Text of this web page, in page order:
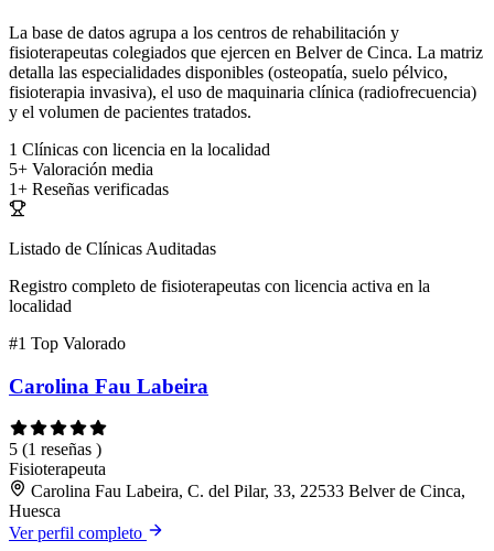
La base de datos agrupa a los centros de rehabilitación y
fisioterapeutas colegiados que ejercen en Belver de Cinca. La matriz
detalla las especialidades disponibles (osteopatía, suelo pélvico,
fisioterapia invasiva), el uso de maquinaria clínica (radiofrecuencia)
y el volumen de pacientes tratados.
1 Clínicas con licencia en la localidad
5+ Valoración media
1+ Reseñas verificadas
Listado de Clínicas Auditadas
Registro completo de fisioterapeutas con licencia activa en la
localidad
#1 Top Valorado
Carolina Fau Labeira
5 (1 reseñas )
Fisioterapeuta
Carolina Fau Labeira, C. del Pilar, 33, 22533 Belver de Cinca,
Huesca
Ver perfil completo